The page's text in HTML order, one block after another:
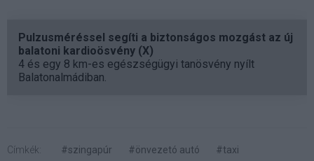
Pulzusméréssel segíti a biztonságos mozgást az új
balatoni kardioösvény (X)
4 és egy 8 km-es egészségügyi tanösvény nyílt
Balatonalmádiban.
Címkék: #szingapúr #önvezetó autó #taxi